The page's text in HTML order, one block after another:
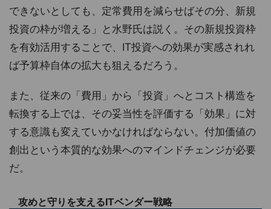
できないとしても、定常費用を減らせばその分、新規
投資の枠が増える」と水野氏は説く。その新規投資枠
を有効活用することで、IT投資への効果が実感されれ
ば予算枠自体の拡大も狙えるだろう。
また、従来の「費用」から「投資」へとコスト構造を
転換する上では、その妥当性を評価する「効果」に対
する意識も変えていかなければならない。付加価値の
創出という本質的な効果へのマインドチェンジが必要
だ。
攻めと守りを支えるITベンダー戦略